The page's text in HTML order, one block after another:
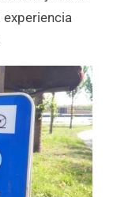
experiencia